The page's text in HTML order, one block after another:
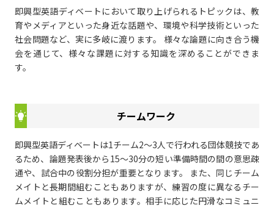
即興型英語ディベートにおいて取り上げられるトピックは、教
育やメディアといった身近な話題や、環境や科学技術といった
社会問題など、実に多岐に渡ります。 様々な論題に向き合う機
会を通じて、様々な課題に対する知識を深めることができま
す。
チームワーク
即興型英語ディベートは1チーム2～3人で行われる団体競技であ
るため、論題発表後から15～30分の短い準備時間の間の意思疎
通や、試合中の役割分担が重要となります。 また、同じチーム
メイトと長期間組むこともありますが、練習の度に異なるチー
ムメイトと組むこともあります。相手に応じた円滑なコミュニ